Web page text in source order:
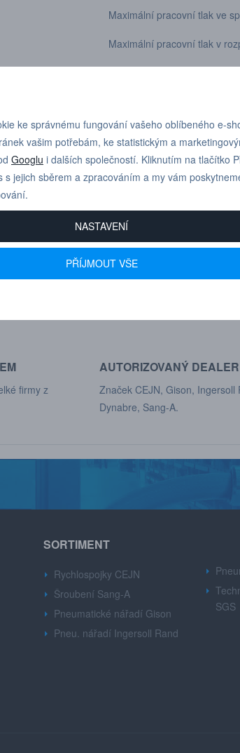
Maximální pracovní tlak ve
Maximální pracovní tlak v
Připojitelnost: Spojení se
Odpojení pod tlakem:
volejte
+420 731 517 942
firmy z
AUTORIZOVANÝ DEALER
Značek CEJN, Gison, Ingersoll
Dynabre, Sang-A.
SORTIMENT
Rychlospojky CEJN
Šroubení Sang-A
Pneumatické nářadí Gison
Pneu. nářadí Ingersoll Rand
SGS
ke správnému fungování vašeho oblíbeného e-
vašim potřebám, ke statistickým a
Googlu i dalších společností. Kliknutím na tlačítko
s jejich sběrem a zpracováním a my vám
NASTAVENÍ
PŘÍJMOUT VŠE